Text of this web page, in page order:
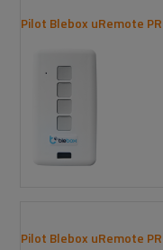
Pilot Blebox uRemote
Pilot Blebox uRemote